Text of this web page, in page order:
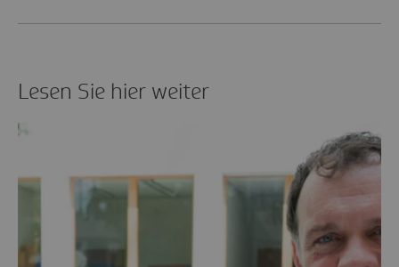
Lesen Sie hier weiter